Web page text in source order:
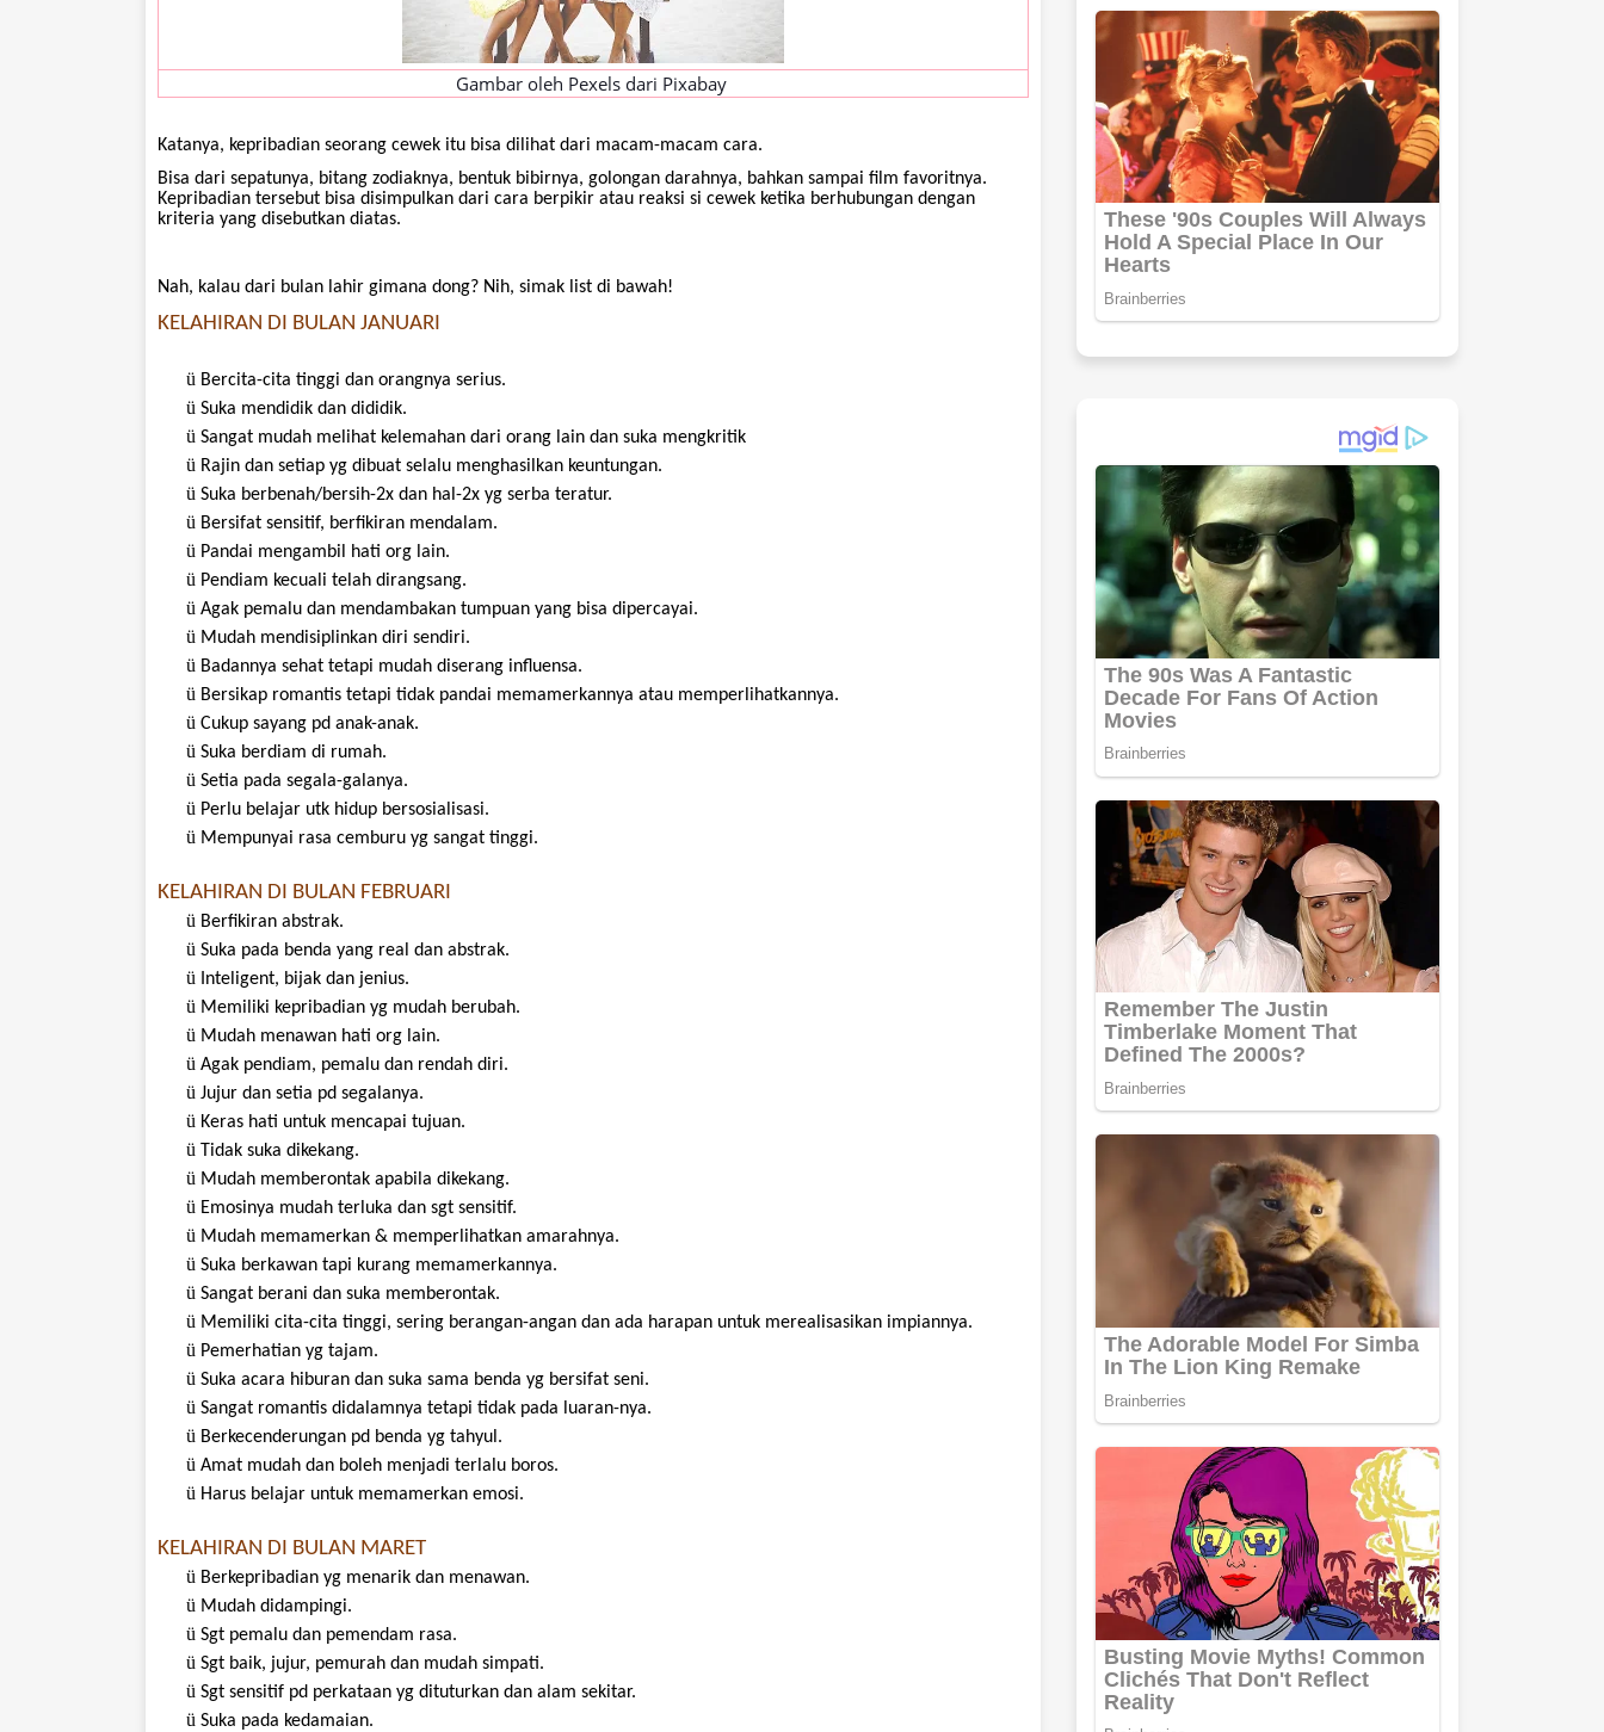
Gambar oleh Pexelsdari Pixabay
Katanya, kepribadian seorang cewek itu bisa dilihat dari macam-macam cara.
Bisa dari sepatunya, bitang zodiaknya, bentuk bibirnya, golongan darahnya, bahkan sampai film favoritnya.
Kepribadian tersebut bisa disimpulkan dari cara berpikir atau reaksi si cewek ketika berhubungan dengan
kriteria yang disebutkan diatas.
Nah, kalau dari bulan lahir gimana dong? Nih, simak list di bawah!
KELAHIRAN DI BULAN JANUARI
ü Bercita-cita tinggi dan orangnya serius.
ü Suka mendidik dan dididik.
ü Sangat mudah melihat kelemahan dari orang lain dan suka mengkritik
ü Rajin dan setiap yg dibuat selalu menghasilkan keuntungan.
ü Suka berbenah/bersih-2x dan hal-2x yg serba teratur.
ü Bersifat sensitif, berfikiran mendalam.
ü Pandai mengambil hati org lain.
ü Pendiam kecuali telah dirangsang.
ü Agak pemalu dan mendambakan tumpuan yang bisa dipercayai.
ü Mudah mendisiplinkan diri sendiri.
ü Badannya sehat tetapi mudah diserang influensa.
ü Bersikap romantis tetapi tidak pandai memamerkannya atau memperlihatkannya.
ü Cukup sayang pd anak-anak.
ü Suka berdiam di rumah.
ü Setia pada segala-galanya.
ü Perlu belajar utk hidup bersosialisasi.
ü Mempunyai rasa cemburu yg sangat tinggi.
KELAHIRAN DI BULAN FEBRUARI
ü Berfikiran abstrak.
ü Suka pada benda yang real dan abstrak.
ü Inteligent, bijak dan jenius.
ü Memiliki kepribadian yg mudah berubah.
ü Mudah menawan hati org lain.
ü Agak pendiam, pemalu dan rendah diri.
ü Jujur dan setia pd segalanya.
ü Keras hati untuk mencapai tujuan.
ü Tidak suka dikekang.
ü Mudah memberontak apabila dikekang.
ü Emosinya mudah terluka dan sgt sensitif.
ü Mudah memamerkan & memperlihatkan amarahnya.
ü Suka berkawan tapi kurang memamerkannya.
ü Sangat berani dan suka memberontak.
ü Memiliki cita-cita tinggi, sering berangan-angan dan ada harapan untuk merealisasikan impiannya.
ü Pemerhatian yg tajam.
ü Suka acara hiburan dan suka sama benda yg bersifat seni.
ü Sangat romantis didalamnya tetapi tidak pada luaran-nya.
ü Berkecenderungan pd benda yg tahyul .
ü Amat mudah dan boleh menjadi terlalu boros.
ü Harus belajar untuk memamerkan emosi.
KELAHIRAN DI BULAN MARET
ü Berkepribadian yg menarik dan menawan.
ü Mudah didampingi.
ü Sgt pemalu dan pemendam rasa.
ü Sgt baik, jujur, pemurah dan mudah simpati.
ü Sgt sensitif pd perkataan yg dituturkan dan alam sekitar.
ü Suka pada kedamaian.